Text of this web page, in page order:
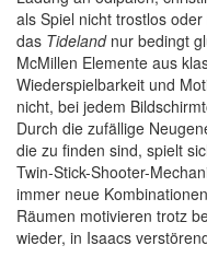
als Spiel nicht trostlos
das Tidelandnur bedingt
McMillen Elemente aus
Wiederspielbarkeit und
nicht, bei jedem
Durch die zufällige
die zu finden sind, spielt
Twin-Stick-Shooter-
immer neue
Räumen motivieren trotz
wieder, in Isaacs